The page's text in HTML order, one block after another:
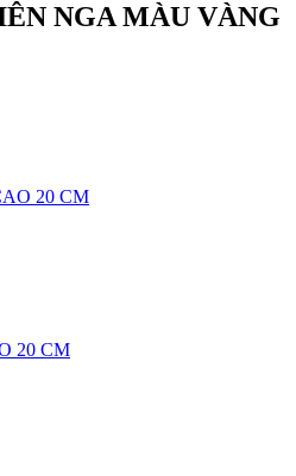
NGA MÀU VÀNG
20 CM